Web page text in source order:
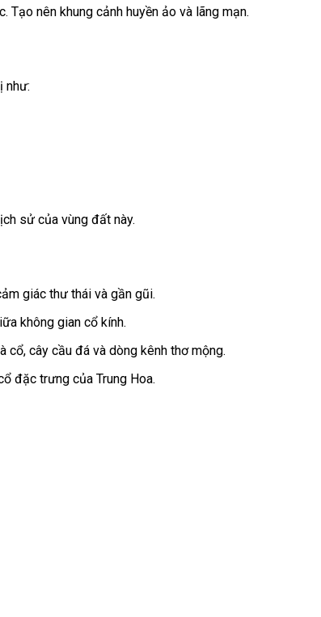
nên khung cảnh huyền ảo và lãng mạn.
như:
sử của vùng đất này.
giác thư thái và gần gũi.
không gian cổ kính.
cổ, cây cầu đá và dòng kênh thơ mộng.
đặc trưng của Trung Hoa.